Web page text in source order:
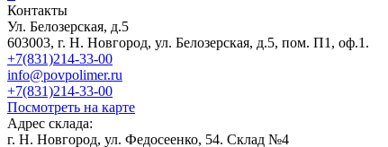
Контакты
Ул. Белозерская, д.5
603003, г. Н. Новгород, ул. Белозерская, д.5, пом. П1, оф.1.
+7(831)214-33-00
info@povpolimer.ru
+7(831)214-33-00
Посмотреть на карте
Адрес склада:
г. Н. Новгород, ул. Федосеенко, 54. Склад №4